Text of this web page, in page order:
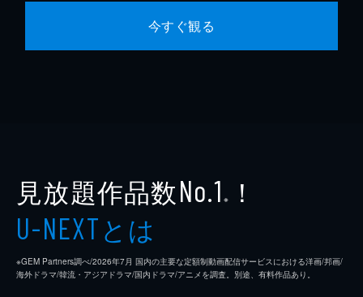
今すぐ観る
見放題作品数No.1 ※ ！
U-NEXTとは
※GEM Partners調べ/2026年7⽉ 国内の主要な定額制動画配信サービスにおける洋画/邦画/
海外ドラマ/韓流・アジアドラマ/国内ドラマ/アニメを調査。別途、有料作品あり。